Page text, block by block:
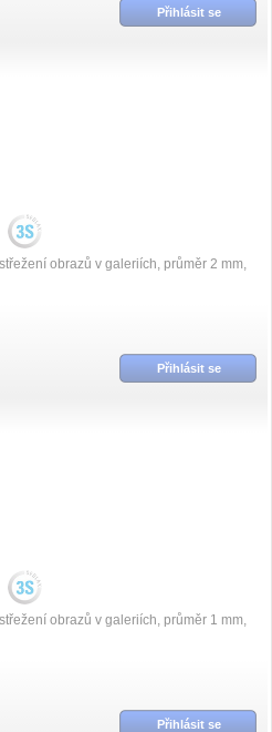
Přihlásit se
obrazů v galeriích, průměr 2 mm,
Přihlásit se
obrazů v galeriích, průměr 1 mm,
Přihlásit se